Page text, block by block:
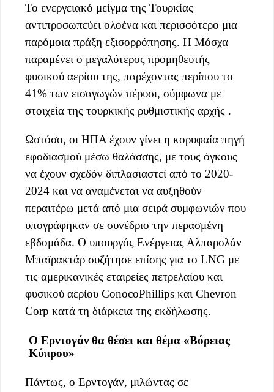
Το ενεργειακό μείγμα της Τουρκίας
αντιπροσωπεύει ολοένα και περισσότερο μια
παρόμοια πράξη εξισορρόπησης. Η Μόσχα
παραμένει ο μεγαλύτερος προμηθευτής
φυσικού αερίου της, παρέχοντας περίπου το
41% ​​των εισαγωγών πέρυσι, σύμφωνα με
στοιχεία της τουρκικής ρυθμιστικής αρχής .
Ωστόσο, οι ΗΠΑ έχουν γίνει η κορυφαία πηγή
εφοδιασμού μέσω θαλάσσης, με τους όγκους
να έχουν σχεδόν διπλασιαστεί από το 2020-
2024 και να αναμένεται να αυξηθούν
περαιτέρω μετά από μια σειρά συμφωνιών που
υπογράφηκαν σε συνέδριο την περασμένη
εβδομάδα. Ο υπουργός Ενέργειας Αλπαρσλάν
Μπαϊρακτάρ συζήτησε επίσης για το LNG με
τις αμερικανικές εταιρείες πετρελαίου και
φυσικού αερίου ConocoPhillips και Chevron
Corp κατά τη διάρκεια της εκδήλωσης.
Ο Ερντογάν θα θέσει και θέμα «Βόρειας
Κύπρου»
Πάντως, ο Ερντογάν, μιλώντας σε